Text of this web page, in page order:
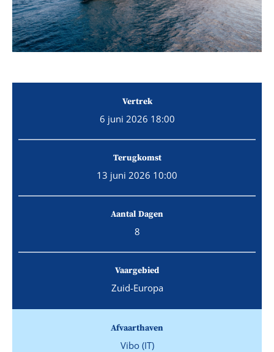
Vertrek
6 juni 2026 18:00
Terugkomst
13 juni 2026 10:00
Aantal Dagen
8
Vaargebied
Zuid-Europa
Afvaarthaven
Vibo (IT)